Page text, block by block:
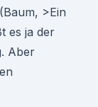
>Ein
es ja der
Aber